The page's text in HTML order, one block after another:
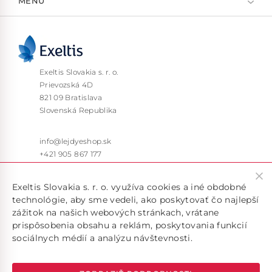
Exeltis Slovakia s. r. o.
Prievozská 4D
821 09 Bratislava
Slovenská Republika
info@lejdyeshop.sk
+421 905 867 177
do inej krajiny, kontaktujte nás na emailovej adrese
Exeltis Slovakia s. r. o. využíva cookies a iné obdobné
technológie, aby sme vedeli, ako poskytovať čo najlepší
zážitok na našich webových stránkach, vrátane
prispôsobenia obsahu a reklám, poskytovania funkcií
sociálnych médií a analýzu návštevnosti.